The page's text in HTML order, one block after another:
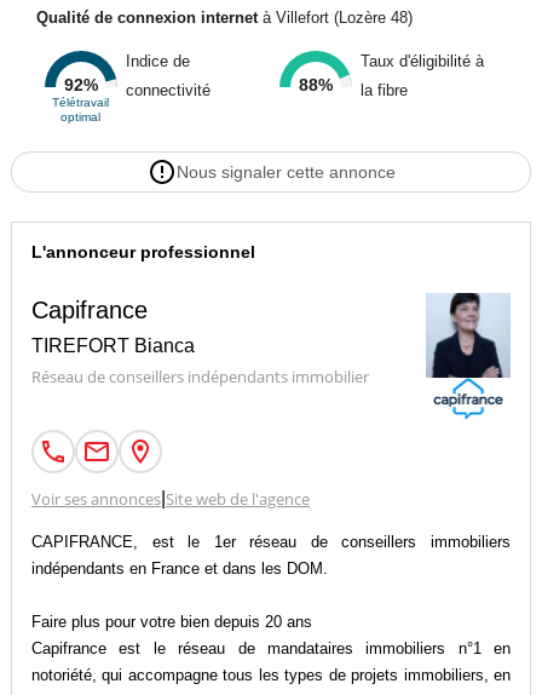
Capifrance
Qualité de connexion internetà Villefort (Lozère 48)
92%
Télétravail
optimal
Indice de
connectivité
88%
Taux d'éligibilité à
la fibre
Nous signaler cette annonce
L'annonceur professionnel
Capifrance
TIREFORT Bianca
Réseau de conseillers indépendants immobilier
Voir ses annonces| Site web de l'agence
CAPIFRANCE, est le 1er réseau de conseillers immobiliers
indépendants en France et dans les DOM.
Faire plus pour votre bien depuis 20 ans
Capifrance est le réseau de mandataires immobiliers n°1 en
notoriété, qui accompagne tous les types de projets immobiliers, en